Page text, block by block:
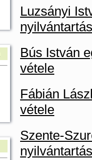
Luzsányi
Bús István
vétele
Fábián
vétele
Szente-